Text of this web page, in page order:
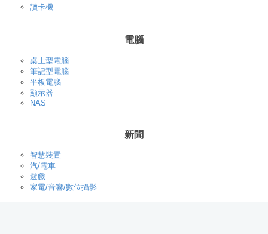
讀卡機
電腦
桌上型電腦
筆記型電腦
平板電腦
顯示器
NAS
新聞
智慧裝置
汽/電車
遊戲
家電/音響/數位攝影